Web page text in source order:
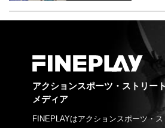
アクションスポーツ・ストリー
メディア
FINEPLAYはアクションスポーツ・